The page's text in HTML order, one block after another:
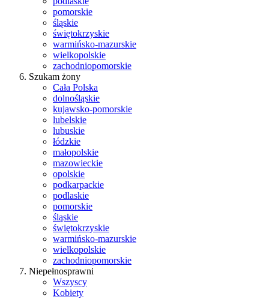
pomorskie
śląskie
świętokrzyskie
warmińsko-mazurskie
wielkopolskie
zachodniopomorskie
Szukam żony
Cała Polska
dolnośląskie
kujawsko-pomorskie
lubelskie
lubuskie
łódzkie
małopolskie
mazowieckie
opolskie
podkarpackie
podlaskie
pomorskie
śląskie
świętokrzyskie
warmińsko-mazurskie
wielkopolskie
zachodniopomorskie
Niepełnosprawni
Wszyscy
Kobiety